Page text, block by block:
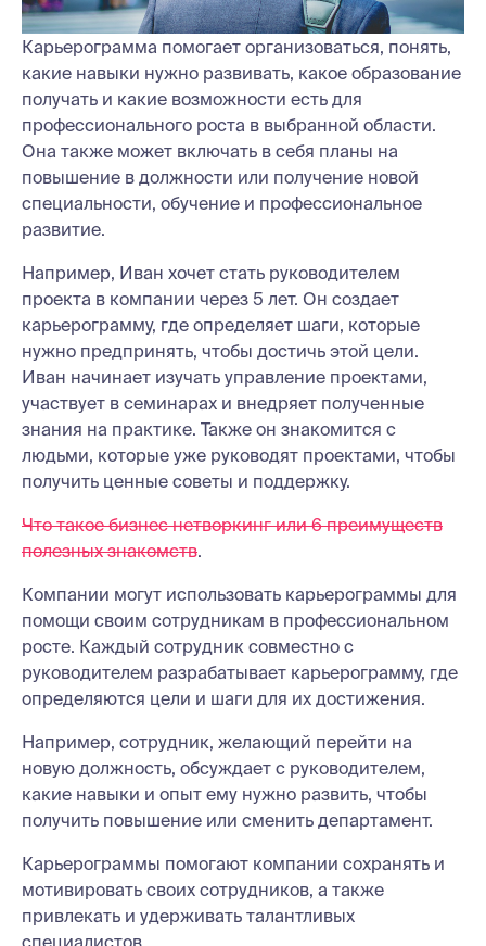
Карьерограмма помогает организоваться, понять,
какие навыки нужно развивать, какое образование
получать и какие возможности есть для
профессионального роста в выбранной области.
Она также может включать в себя планы на
повышение в должности или получение новой
специальности, обучение и профессиональное
развитие.
Например, Иван хочет стать руководителем
проекта в компании через 5 лет. Он создает
карьерограмму, где определяет шаги, которые
нужно предпринять, чтобы достичь этой цели.
Иван начинает изучать управление проектами,
участвует в семинарах и внедряет полученные
знания на практике. Также он знакомится с
людьми, которые уже руководят проектами, чтобы
получить ценные советы и поддержку.
Что такое бизнес нетворкинг или 6 преимуществ
полезных знакомств.
Компании могут использовать карьерограммы для
помощи своим сотрудникам в профессиональном
росте. Каждый сотрудник совместно с
руководителем разрабатывает карьерограмму, где
определяются цели и шаги для их достижения.
Например, сотрудник, желающий перейти на
новую должность, обсуждает с руководителем,
какие навыки и опыт ему нужно развить, чтобы
получить повышение или сменить департамент.
Карьерограммы помогают компании сохранять и
мотивировать своих сотрудников, а также
привлекать и удерживать талантливых
специалистов.